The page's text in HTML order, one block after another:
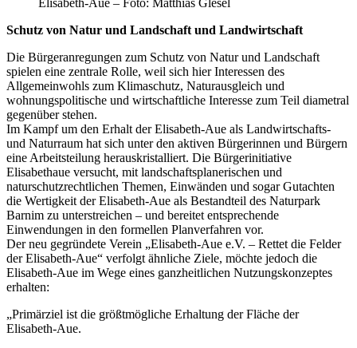
Elisabeth-Aue – Foto: Matthias Glesel
Schutz von Natur und Landschaft und Landwirtschaft
Die Bürgeranregungen zum Schutz von Natur und Landschaft
spielen eine zentrale Rolle, weil sich hier Interessen des
Allgemeinwohls zum Klimaschutz, Naturausgleich und
wohnungspolitische und wirtschaftliche Interesse zum Teil diametral
gegenüber stehen.
Im Kampf um den Erhalt der Elisabeth-Aue als Landwirtschafts-
und Naturraum hat sich unter den aktiven Bürgerinnen und Bürgern
eine Arbeitsteilung herauskristalliert. Die Bürgerinitiative
Elisabethaue versucht, mit landschaftsplanerischen und
naturschutzrechtlichen Themen, Einwänden und sogar Gutachten
die Wertigkeit der Elisabeth-Aue als Bestandteil des Naturpark
Barnim zu unterstreichen – und bereitet entsprechende
Einwendungen in den formellen Planverfahren vor.
Der neu gegründete Verein „Elisabeth-Aue e.V. – Rettet die Felder
der Elisabeth-Aue“ verfolgt ähnliche Ziele, möchte jedoch die
Elisabeth-Aue im Wege eines ganzheitlichen Nutzungskonzeptes
erhalten:
„Primärziel ist die größtmögliche Erhaltung der Fläche der
Elisabeth-Aue.